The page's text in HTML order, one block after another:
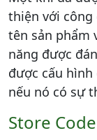
thiện với
tên sản phẩm
năng được
được cấu
nếu nó có sự
Store Code